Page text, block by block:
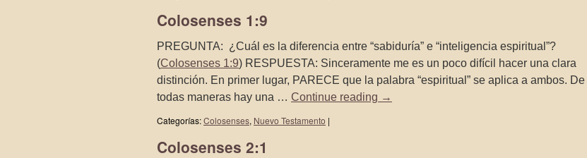
Colosenses 1:9
PREGUNTA: ¿Cuál es la diferencia entre “sabiduría” e “inteligencia espiritual”?
(Colosenses 1:9) RESPUESTA: Sinceramente me es un poco difícil hacer una clara
distinción. En primer lugar, PARECE que la palabra “espiritual” se aplica a ambos. De
todas maneras hay una … Continue reading →
Categorías:Colosenses, Nuevo Testamento |
Colosenses 2:1